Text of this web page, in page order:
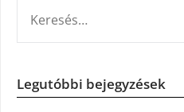
Legutóbbi bejegyzések